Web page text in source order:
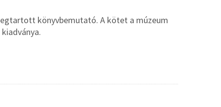
könyvbemutató. A kötet a múzeum